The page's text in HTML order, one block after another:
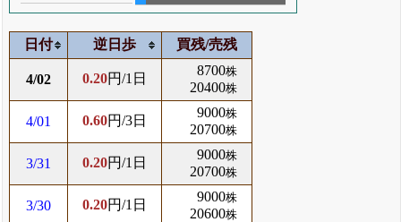
日付 逆日歩 買残/売残
4/02 0.20円/1日
8700株
20400株
4/01 0.60円/3日
9000株
20700株
3/31 0.20円/1日
9000株
20700株
3/30 0.20円/1日
9000株
20600株